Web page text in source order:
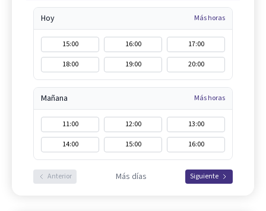
Hoy Más horas
15:00 16:00
17:00
18:00
19:00 20:00
Mañana Más horas
11:00 12:00
13:00
14:00
15:00 16:00
Anterior Más días Siguiente